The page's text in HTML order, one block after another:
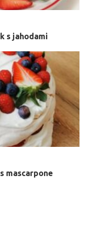
s jahodami
mascarpone